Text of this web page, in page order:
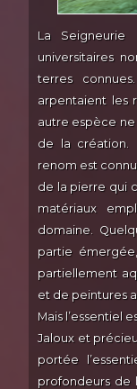
La Seigneurie
universitaires
terres
arpentaient les
autre espèce
de la création.
renom est
de la pierre qui
matériaux
domaine.
partie
partiellement
et de peintures
Mais l’essentiel
Jaloux et
portée
profondeurs de